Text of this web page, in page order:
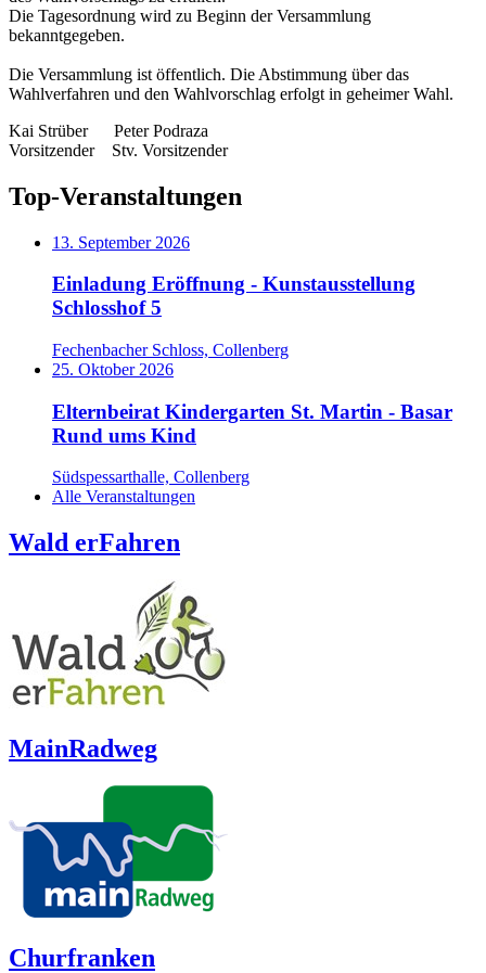
Die Tagesordnung wird zu Beginn der Versammlung
bekanntgegeben.
Die Versammlung ist öffentlich. Die Abstimmung über das
Wahlverfahren und den Wahlvorschlag erfolgt in geheimer Wahl.
Kai Strüber Peter Podraza
Vorsitzender Stv. Vorsitzender
Top-Veranstaltungen
13. September 2026
Einladung Eröffnung - Kunstausstellung
Schlosshof 5
Fechenbacher Schloss, Collenberg
25. Oktober 2026
Elternbeirat Kindergarten St. Martin - Basar
Rund ums Kind
Südspessarthalle, Collenberg
Alle Veranstaltungen
Wald erFahren
MainRadweg
Churfranken